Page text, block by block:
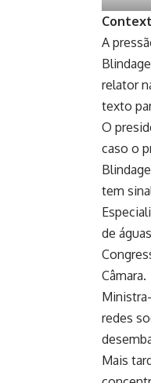
A
relator
texto
O
caso o
tem
de
Câmara.
redes
Mais